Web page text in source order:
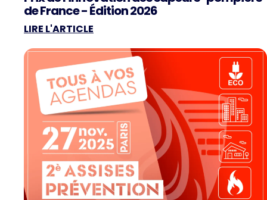
de France - Édition 2026
LIRE L'ARTICLE